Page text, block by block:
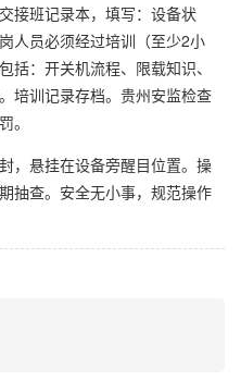
接班记录本，填写：设备状
人员必须经过培训（至少2小
括：开关机流程、限载知识、
培训记录存档。贵州安监检查
。
，悬挂在设备旁醒目位置。操
抽查。安全无小事，规范操作